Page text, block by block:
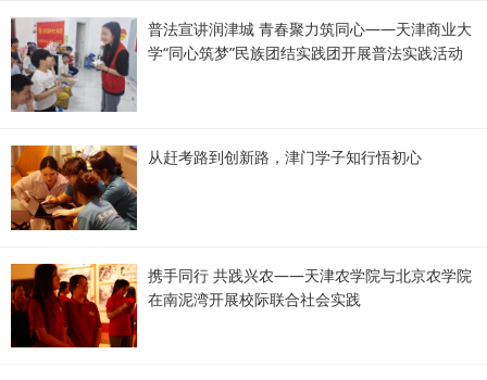
普法宣讲润津城 青春聚力筑同心——天津商业大
学“同心筑梦”民族团结实践团开展普法实践活动
从赶考路到创新路，津门学子知行悟初心
携手同行 共践兴农——天津农学院与北京农学院
在南泥湾开展校际联合社会实践